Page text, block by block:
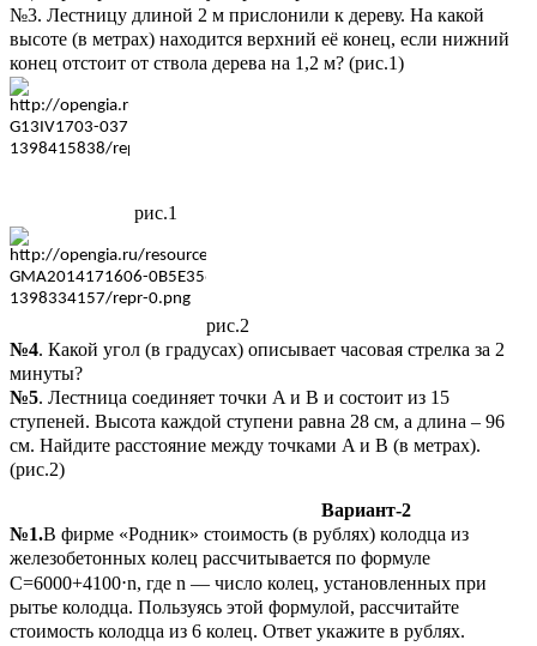
№3. Лестницу длиной 2 м прислонили к дереву. На какой
высоте (в метрах) находится верхний её конец, если нижний
конец отстоит от ствола дерева на 1,2 м? (рис.1)
рис.1
рис.2
№4. Какой угол (в градусах) описывает часовая стрелка за 2
минуты?
№5. Лестница соединяет точки A и B и состоит из 15
ступеней. Высота каждой ступени равна 28 см, а длина – 96
см. Найдите расстояние между точками A и B (в метрах).
(рис.2)
Вариант-2
№1.В фирме «Родник» стоимость (в рублях) колодца из
железобетонных колец рассчитывается по формуле
C=6000+4100⋅n, где n — число колец, установленных при
рытье колодца. Пользуясь этой формулой, рассчитайте
стоимость колодца из 6 колец. Ответ укажите в рублях.